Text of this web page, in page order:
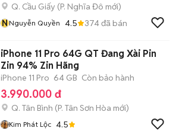
Q. Cầu Giấy (P. Nghĩa Đô mới)
NNguyễn Quyền 4.5 374đã bán
iPhone 11 Pro 64G QT Đang Xài Pin
Zin 94% Zin Hãng
iPhone 11 Pro 64 GB Còn bảo hành
3.990.000 đ
Q. Tân Bình (P. Tân Sơn Hòa mới)
Kim Phát Lộc 4.5